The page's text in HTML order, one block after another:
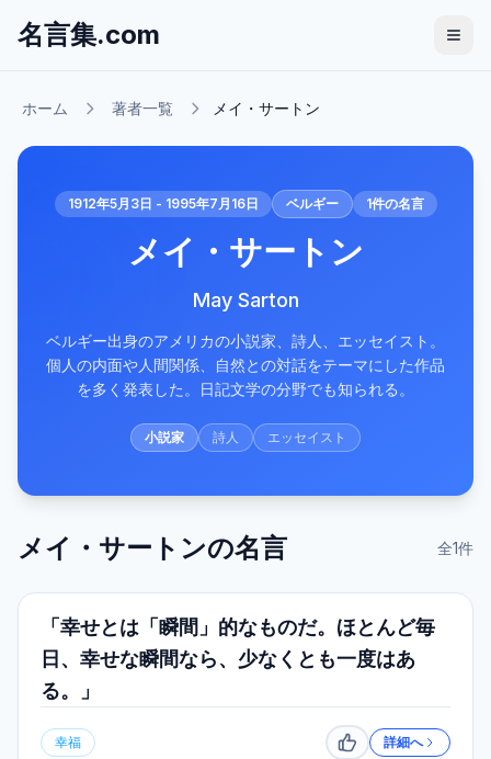
名言集.com
ホーム 著者一覧 メイ・サートン
1912年5月3日 - 1995年7月16日 ベルギー 1件の名言
メイ・サートン
May Sarton
ベルギー出身のアメリカの小説家、詩人、エッセイスト。
個人の内面や人間関係、自然との対話をテーマにした作品
を多く発表した。日記文学の分野でも知られる。
小説家 詩人 エッセイスト
メイ・サートンの名言 全1件
「幸せとは「瞬間」的なものだ。ほとんど毎
日、幸せな瞬間なら、少なくとも一度はあ
る。」
幸福 いいね詳細へ